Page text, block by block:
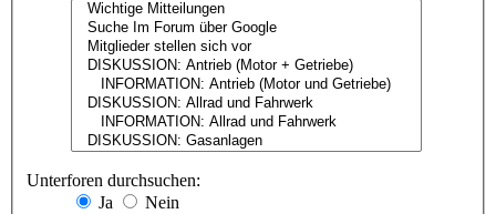
Unterforen durchsuchen:
Ja
Nein